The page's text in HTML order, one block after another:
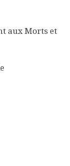
aux Morts et